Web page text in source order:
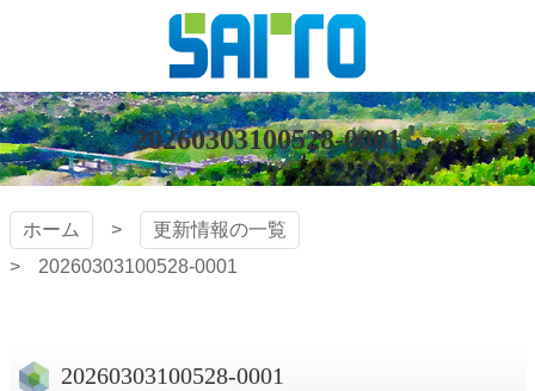
ン
ツ
本
文
へ
ス
キ
株式会社
斎藤組
20260303100528-0001
ホーム
更新情報の一覧
20260303100528-0001
20260303100528-0001